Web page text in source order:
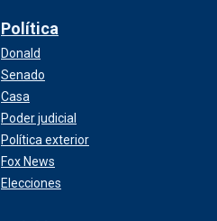
Política
Donald
Senado
Casa
Poder judicial
Política exterior
Fox News
Elecciones